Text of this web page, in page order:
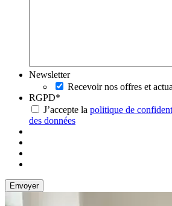
Newsletter
Recevoir nos offres et
RGPD*
J’accepte la politique de
des données